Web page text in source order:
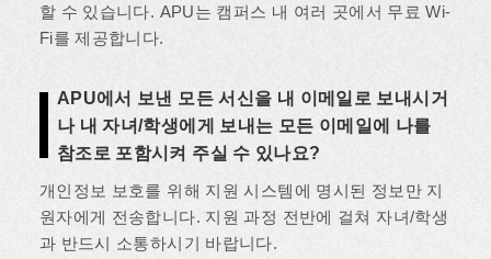
할 수 있습니다. APU는 캠퍼스 내 여러 곳에서 무료 Wi-
Fi를 제공합니다.
APU에서 보낸 모든 서신을 내 이메일로 보내시거
나 내 자녀/학생에게 보내는 모든 이메일에 나를
참조로 포함시켜 주실 수 있나요?
개인정보 보호를 위해 지원 시스템에 명시된 정보만 지
원자에게 전송합니다. 지원 과정 전반에 걸쳐 자녀/학생
과 반드시 소통하시기 바랍니다.